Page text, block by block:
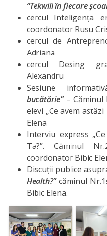
Catedre
Discipline de
specialitate
Nr.1
Discipline de
specialitate
Nr2
Discipline
reale
“Tekwill în fiecare
cercul Inteligența
coordonator Rusu
cercul de
Adriana
cercul Desing
Alexandru
Sesiune
bucătărie”– Căminul
elevi „Ce avem
Elena
Interviu express
Ta?”. Căminul
coordonator Bibic
Discuții publice
Health?”căminul
Bibic Elena.